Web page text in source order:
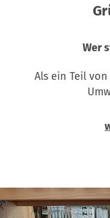
Wer
Als ein Teil